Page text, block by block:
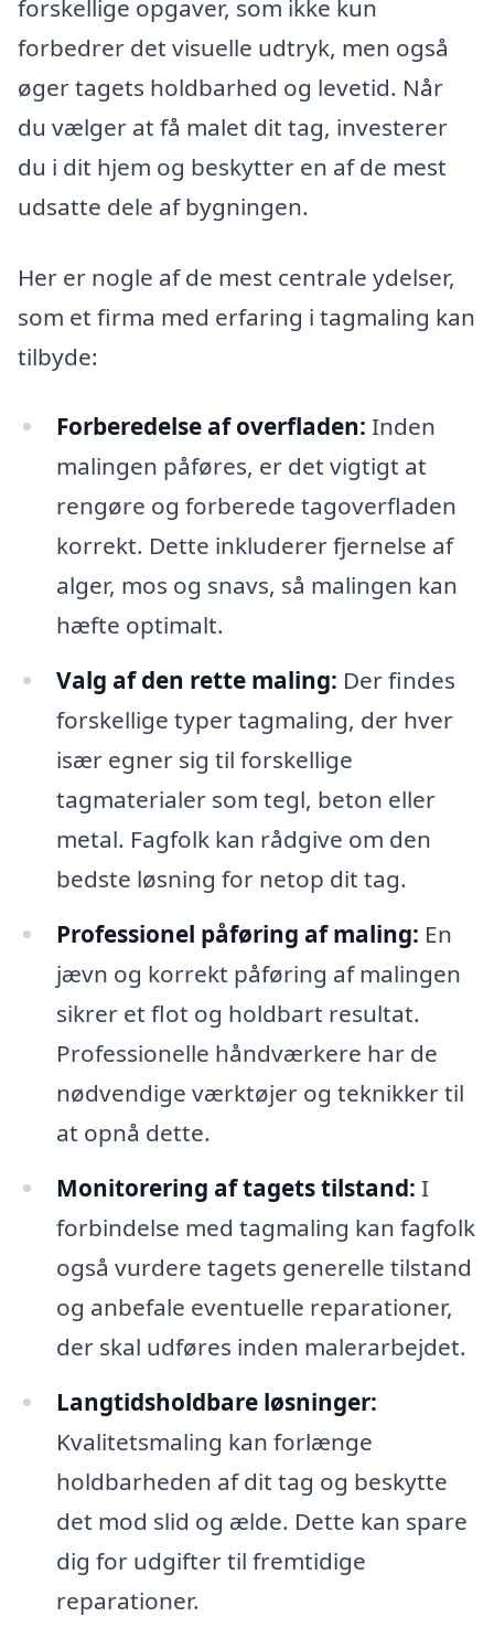
forskellige opgaver, som ikke kun
forbedrer det visuelle udtryk, men også
øger tagets holdbarhed og levetid. Når
du vælger at få malet dit tag, investerer
du i dit hjem og beskytter en af de mest
udsatte dele af bygningen.
Her er nogle af de mest centrale ydelser,
som et firma med erfaring i tagmaling kan
tilbyde:
Forberedelse af overfladen: Inden
malingen påføres, er det vigtigt at
rengøre og forberede tagoverfladen
korrekt. Dette inkluderer fjernelse af
alger, mos og snavs, så malingen kan
hæfte optimalt.
Valg af den rette maling: Der findes
forskellige typer tagmaling, der hver
især egner sig til forskellige
tagmaterialer som tegl, beton eller
metal. Fagfolk kan rådgive om den
bedste løsning for netop dit tag.
Professionel påføring af maling: En
jævn og korrekt påføring af malingen
sikrer et flot og holdbart resultat.
Professionelle håndværkere har de
nødvendige værktøjer og teknikker til
at opnå dette.
Monitorering af tagets tilstand: I
forbindelse med tagmaling kan fagfolk
også vurdere tagets generelle tilstand
og anbefale eventuelle reparationer,
der skal udføres inden malerarbejdet.
Langtidsholdbare løsninger:
Kvalitetsmaling kan forlænge
holdbarheden af dit tag og beskytte
det mod slid og ælde. Dette kan spare
dig for udgifter til fremtidige
reparationer.